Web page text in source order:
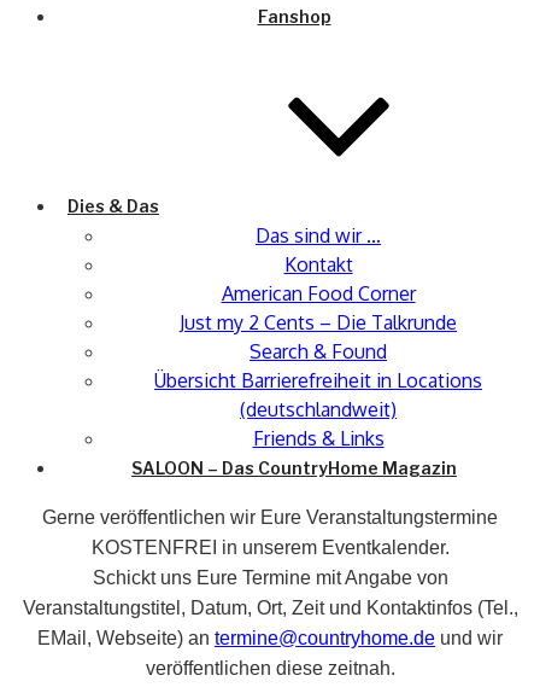
Fanshop
Dies & Das
Das sind wir …
Kontakt
American Food Corner
Just my 2 Cents – Die Talkrunde
Search & Found
Übersicht Barrierefreiheit in Locations
(deutschlandweit)
Friends & Links
SALOON – Das CountryHome Magazin
Gerne veröffentlichen wir Eure Veranstaltungstermine
KOSTENFREI in unserem Eventkalender.
Schickt uns Eure Termine mit Angabe von
Veranstaltungstitel, Datum, Ort, Zeit und Kontaktinfos (Tel.,
EMail, Webseite) an termine@countryhome.de und wir
veröffentlichen diese zeitnah.